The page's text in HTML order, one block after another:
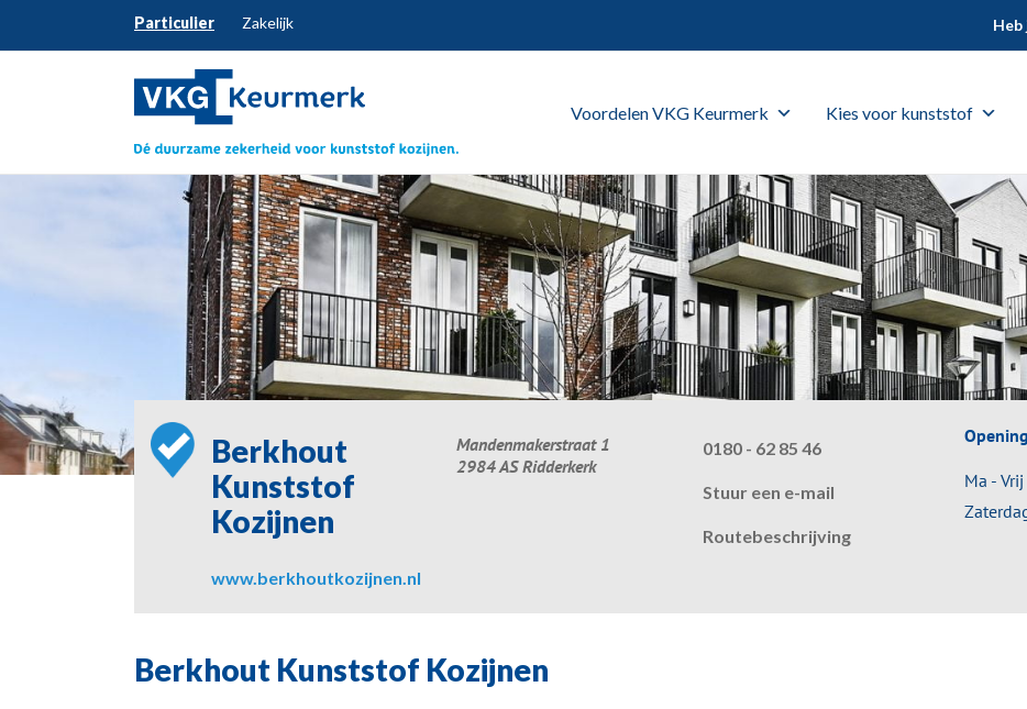
Particulier Zakelijk Heb
Voordelen VKG Keurmerk Kies voor kunststof
Berkhout
Kunststof
Kozijnen
www.berkhoutkozijnen.nl
Mandenmakerstraat 1
2984 AS Ridderkerk
0180 - 62 85 46
Stuur een e-mail
Routebeschrijving
Ma - Vrij
Berkhout Kunststof Kozijnen